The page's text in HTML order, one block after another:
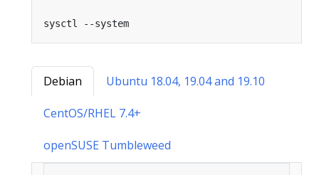
Debian Ubuntu 18.04, 19.04 and 19.10
CentOS/RHEL 7.4+
openSUSE Tumbleweed